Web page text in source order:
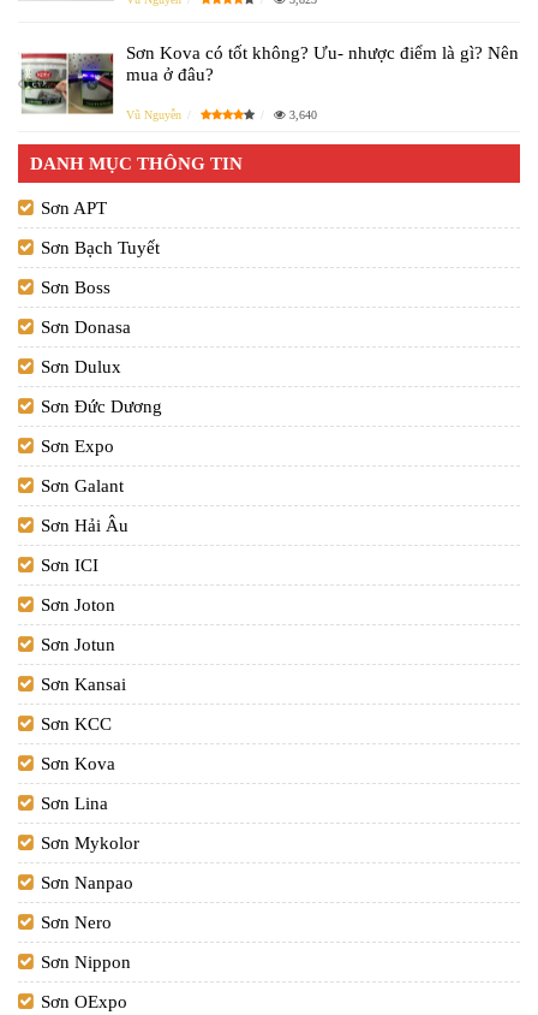
Sơn Kova có tốt không? Ưu- nhược điểm là gì? Nên
mua ở đâu?
Vũ Nguyễn 3,640
DANH MỤC THÔNG TIN
Sơn APT
Sơn Bạch Tuyết
Sơn Boss
Sơn Donasa
Sơn Dulux
Sơn Đức Dương
Sơn Expo
Sơn Galant
Sơn Hải Âu
Sơn ICI
Sơn Joton
Sơn Jotun
Sơn Kansai
Sơn KCC
Sơn Kova
Sơn Lina
Sơn Mykolor
Sơn Nanpao
Sơn Nero
Sơn Nippon
Sơn OExpo